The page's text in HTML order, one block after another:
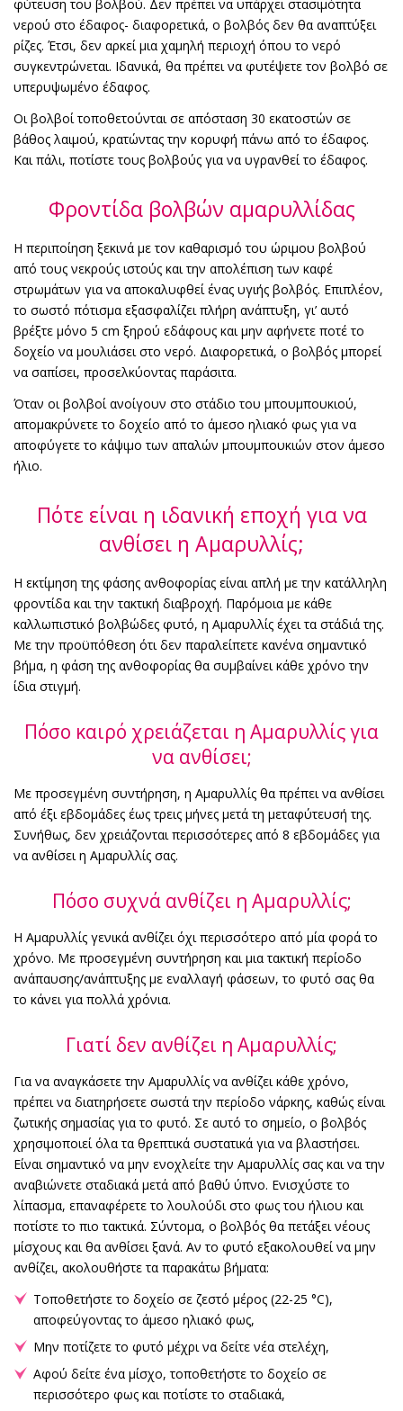
φύτευση του βολβού. Δεν πρέπει να υπάρχει στασιμότητα
νερού στο έδαφος- διαφορετικά, ο βολβός δεν θα αναπτύξει
ρίζες. Έτσι, δεν αρκεί μια χαμηλή περιοχή όπου το νερό
συγκεντρώνεται. Ιδανικά, θα πρέπει να φυτέψετε τον βολβό σε
υπερυψωμένο έδαφος.
Οι βολβοί τοποθετούνται σε απόσταση 30 εκατοστών σε
βάθος λαιμού, κρατώντας την κορυφή πάνω από το έδαφος.
Και πάλι, ποτίστε τους βολβούς για να υγρανθεί το έδαφος.
Φροντίδα βολβών αμαρυλλίδας
Η περιποίηση ξεκινά με τον καθαρισμό του ώριμου βολβού
από τους νεκρούς ιστούς και την απολέπιση των καφέ
στρωμάτων για να αποκαλυφθεί ένας υγιής βολβός. Επιπλέον,
το σωστό πότισμα εξασφαλίζει πλήρη ανάπτυξη, γι’ αυτό
βρέξτε μόνο 5 cm ξηρού εδάφους και μην αφήνετε ποτέ το
δοχείο να μουλιάσει στο νερό. Διαφορετικά, ο βολβός μπορεί
να σαπίσει, προσελκύοντας παράσιτα.
Όταν οι βολβοί ανοίγουν στο στάδιο του μπουμπουκιού,
απομακρύνετε το δοχείο από το άμεσο ηλιακό φως για να
αποφύγετε το κάψιμο των απαλών μπουμπουκιών στον άμεσο
ήλιο.
Πότε είναι η ιδανική εποχή για να
ανθίσει η Αμαρυλλίς;
Η εκτίμηση της φάσης ανθοφορίας είναι απλή με την κατάλληλη
φροντίδα και την τακτική διαβροχή. Παρόμοια με κάθε
καλλωπιστικό βολβώδες φυτό, η Αμαρυλλίς έχει τα στάδιά της.
Με την προϋπόθεση ότι δεν παραλείπετε κανένα σημαντικό
βήμα, η φάση της ανθοφορίας θα συμβαίνει κάθε χρόνο την
ίδια στιγμή.
Πόσο καιρό χρειάζεται η Αμαρυλλίς για
να ανθίσει;
Με προσεγμένη συντήρηση, η Αμαρυλλίς θα πρέπει να ανθίσει
από έξι εβδομάδες έως τρεις μήνες μετά τη μεταφύτευσή της.
Συνήθως, δεν χρειάζονται περισσότερες από 8 εβδομάδες για
να ανθίσει η Αμαρυλλίς σας.
Πόσο συχνά ανθίζει η Αμαρυλλίς;
Η Αμαρυλλίς γενικά ανθίζει όχι περισσότερο από μία φορά το
χρόνο. Με προσεγμένη συντήρηση και μια τακτική περίοδο
ανάπαυσης/ανάπτυξης με εναλλαγή φάσεων, το φυτό σας θα
το κάνει για πολλά χρόνια.
Γιατί δεν ανθίζει η Αμαρυλλίς;
Για να αναγκάσετε την Αμαρυλλίς να ανθίζει κάθε χρόνο,
πρέπει να διατηρήσετε σωστά την περίοδο νάρκης, καθώς είναι
ζωτικής σημασίας για το φυτό. Σε αυτό το σημείο, ο βολβός
χρησιμοποιεί όλα τα θρεπτικά συστατικά για να βλαστήσει.
Είναι σημαντικό να μην ενοχλείτε την Αμαρυλλίς σας και να την
αναβιώνετε σταδιακά μετά από βαθύ ύπνο. Ενισχύστε το
λίπασμα, επαναφέρετε το λουλούδι στο φως του ήλιου και
ποτίστε το πιο τακτικά. Σύντομα, ο βολβός θα πετάξει νέους
μίσχους και θα ανθίσει ξανά. Αν το φυτό εξακολουθεί να μην
ανθίζει, ακολουθήστε τα παρακάτω βήματα:
Τοποθετήστε το δοχείο σε ζεστό μέρος (22-25 °C),
αποφεύγοντας το άμεσο ηλιακό φως,
Μην ποτίζετε το φυτό μέχρι να δείτε νέα στελέχη,
Αφού δείτε ένα μίσχο, τοποθετήστε το δοχείο σε
περισσότερο φως και ποτίστε το σταδιακά,